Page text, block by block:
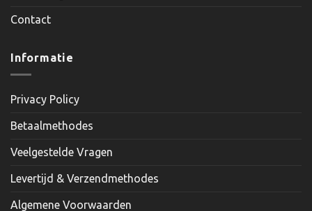
Contact
Informatie
Privacy Policy
Betaalmethodes
Veelgestelde Vragen
Levertijd & Verzendmethodes
Algemene Voorwaarden